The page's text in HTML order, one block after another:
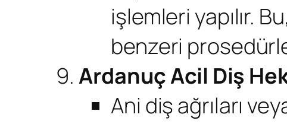
işlemleri yapılır.
benzeri
Ardanuç Acil Diş
Ani diş ağrıları